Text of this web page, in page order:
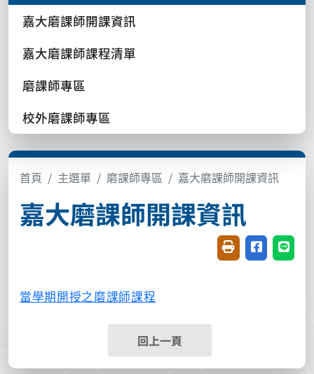
嘉大磨課師開課資訊
嘉大磨課師課程清單
磨課師專區
校外磨課師專區
首頁 主選單 磨課師專區 嘉大磨課師開課資訊
嘉大磨課師開課資訊
友善列印(開新視
分享至臉書
分享
當學期開授之磨課師課程
回上一頁